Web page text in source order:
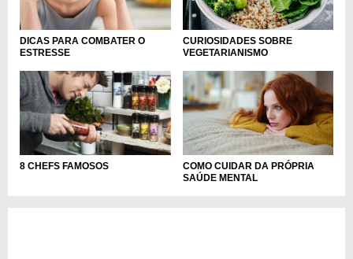
DICAS PARA COMBATER O
ESTRESSE
CURIOSIDADES SOBRE
VEGETARIANISMO
8 CHEFS FAMOSOS
COMO CUIDAR DA PRÓPRIA
SAÚDE MENTAL